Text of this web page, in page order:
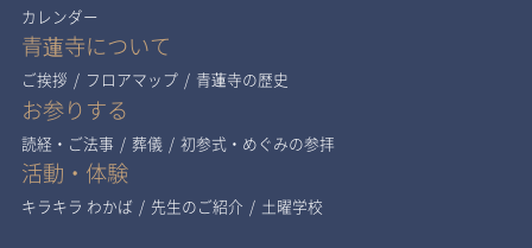
カレンダー
青蓮寺について
ご挨拶 / フロアマップ / 青蓮寺の歴史
お参りする
読経・ご法事 / 葬儀 / 初参式・めぐみの参拝
活動・体験
キラキラ わかば / 先生のご紹介 / 土曜学校